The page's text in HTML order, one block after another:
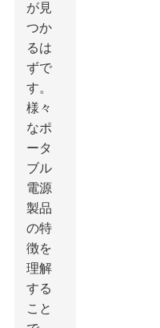
が見
つか
るは
ずで
す。
様々
なポ
ータ
ブル
電源
製品
の特
徴を
理解
する
こと